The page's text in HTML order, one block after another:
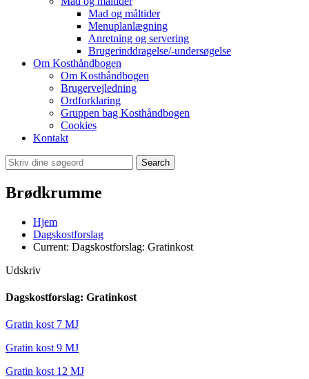
Mad og måltider
Menuplanlægning
Anretning og servering
Brugerinddragelse/-undersøgelse
Om Kosthåndbogen
Om Kosthåndbogen
Brugervejledning
Ordforklaring
Gruppen bag Kosthåndbogen
Cookies
Kontakt
Search
Brødkrumme
Hjem
Dagskostforslag
Current: Dagskostforslag: Gratinkost
Udskriv
Dagskostforslag: Gratinkost
Gratin kost 7 MJ
Gratin kost 9 MJ
Gratin kost 12 MJ